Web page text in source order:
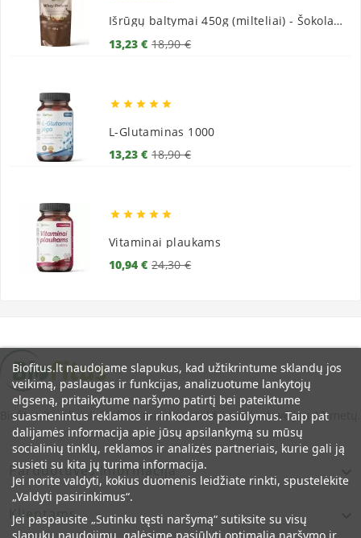
Išrūgų baltymai 450g (milteliai) - Šokoladiniai
13,23 € 18,90 €
    
L-Glutaminas 1000
13,23 € 18,90 €
    
Vitaminai plaukams
10,94 € 24,30 €
Biofitus.lt - oficiali Biofitus maisto papildų parduotuvė jau 12 metų.
Parduotuvės Informacija 
Klientams
Biofitus.lt naudojame slapukus, kad užtikrintume sklandų jos
veikimą, paslaugas ir funkcijas, analizuotume lankytojų
elgseną, pritaikytume naršymo patirtį bei pateiktume
suasmenintus reklamos ir rinkodaros pasiūlymus. Taip pat
dalijamės informacija apie jūsų apsilankymą su mūsų
socialinių tinklų, reklamos ir analizės partneriais, kurie gali ją
susieti su kita jų turima informacija.
Jei norite valdyti, kokius duomenis leidžiate rinkti, spustelėkite
„Valdyti pasirinkimus“.
Jei paspausite „Sutinku tęsti naršymą“ sutiksite su visų